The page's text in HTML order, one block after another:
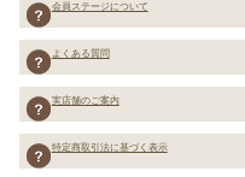
会員ステージについて
よくある質問
実店舗のご案内
特定商取引法に基づく表示